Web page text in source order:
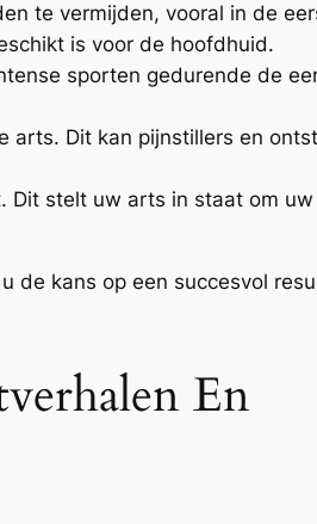
te vermijden, vooral in de
is voor de hoofdhuid.
sporten gedurende de
Dit kan pijnstillers en
stelt uw arts in staat om
de kans op een succesvol
En